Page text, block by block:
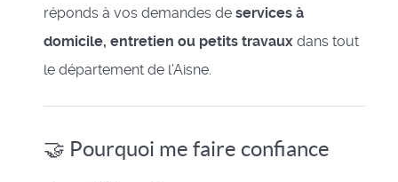
réponds à vos demandes de services à
domicile, entretien ou petits travaux dans tout
le département de l’Aisne.
🤝 Pourquoi me faire confiance